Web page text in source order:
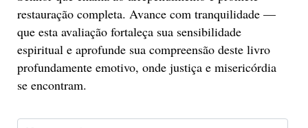
restauração completa. Avance com tranquilidade —
que esta avaliação fortaleça sua sensibilidade
espiritual e aprofunde sua compreensão deste livro
profundamente emotivo, onde justiça e misericórdia
se encontram.